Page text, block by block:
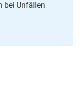
bei Unfällen